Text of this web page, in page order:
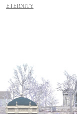
ETERNITY